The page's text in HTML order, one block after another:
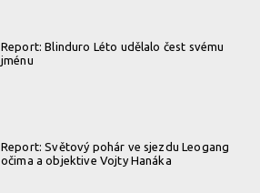
Report: Blinduro Léto udělalo čest svému
jménu
Report: Světový pohár ve sjezdu Leogang
očima a objektive Vojty Hanáka